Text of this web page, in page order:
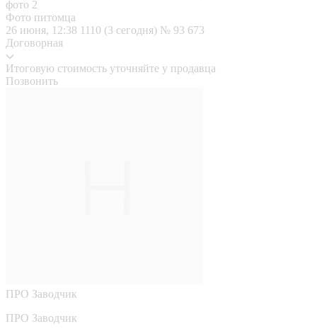
Фото питомца
26 июня, 12:38 1110 (3 сегодня) № 93 673
Договорная
Итоговую стоимость уточняйте у продавца
Позвонить
ПРО Заводчик
ПРО Заводчик